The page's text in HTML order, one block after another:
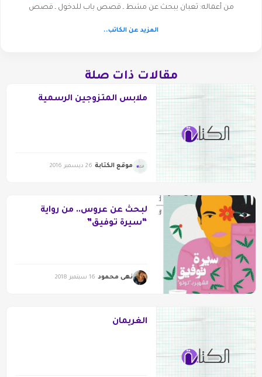
من أعماله: ثعبان يبحث عن مشط ـ قصص باب للدخول ـ قصص
المزيد عن الكاتب..
مقالات ذات صلة
ملابس المتزوجين الرسمية
موقع الكتابة 26 ديسمبر 2016
لبحث عن عروس.. من رواية
“سيرة توفيق”
نهى محمود 16 سبتمبر 2018
الغريمان